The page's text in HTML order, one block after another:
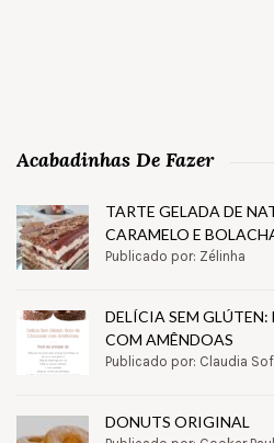
Acabadinhas De Fazer
TARTE GELADA DE
CARAMELO E
Publicado por: Zélinha
DELÍCIA SEM
COM AMÊNDOAS
Publicado por: Claudia
DONUTS ORIGINAL